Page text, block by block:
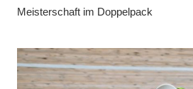
Meisterschaft im Doppelpack